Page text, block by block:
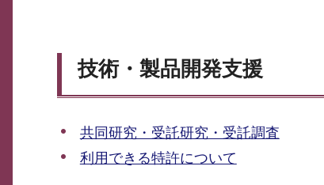
技術・製品開発支援
共同研究・受託研究・受託調査
利用できる特許について